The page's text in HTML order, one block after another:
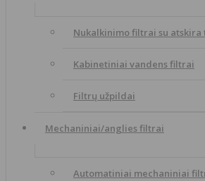
Nukalkinimo filtrai su atskira
Kabinetiniai vandens filtrai
Filtrų užpildai
Mechaniniai/anglies filtrai
Automatiniai mechaniniai